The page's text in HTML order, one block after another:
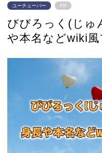
ユーチューバー PR
びびろっく(じゅ
や本名などwiki風